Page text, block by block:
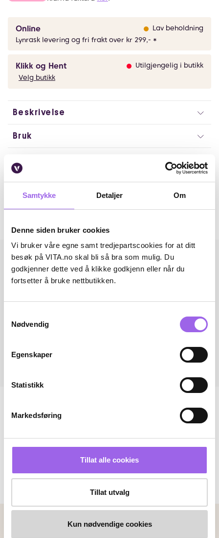
Samtykke Detaljer Om
Denne siden bruker cookies
Vi bruker våre egne samt tredjepartscookies for at ditt
besøk på VITA.no skal bli så bra som mulig. Du
godkjenner dette ved å klikke godkjenn eller når du
fortsetter å bruke nettbutikken.
Nødvendig
Egenskaper
Statistikk
Markedsføring
Tillat alle cookies
Tillat utvalg
Kun nødvendige cookies
Online
Lav beholdning
Lynrask levering og fri frakt over kr 299,- *
Klikk og Hent
Utilgjengelig i butikk
Velg butikk
Beskrivelse
Bruk
Artikkelnummer: 240603006
Omtaler
Betalingsmetoder